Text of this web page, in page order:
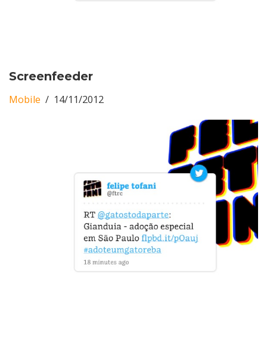
Screenfeeder
Mobile 14/11/2012